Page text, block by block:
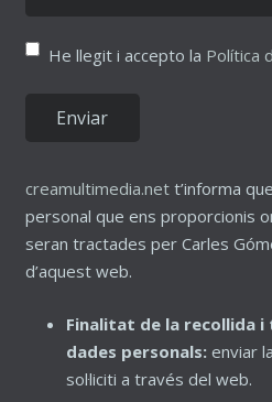
He llegit i accepto la Política
creamultimedia.nett’informa
personal que ens proporcionis
seran tractades per Carles
d’aquest web.
Finalitat de la recollida
dades personals: enviar
sol·liciti a través del web.